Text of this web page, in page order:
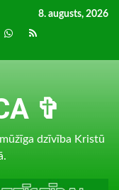
8. augusts, 2026
whatsapp
RSS
✞
dzīvība Kristū